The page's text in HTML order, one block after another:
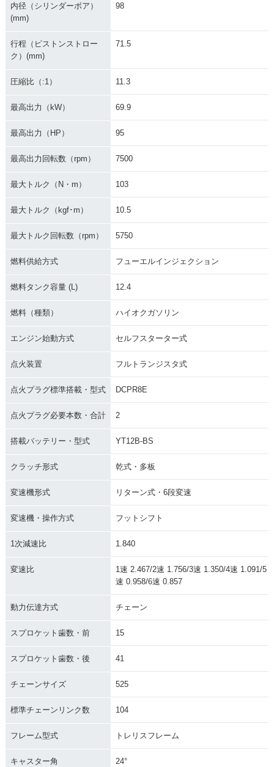
内径（シリンダーボア）
(mm)
98
行程（ピストンストロー
ク）(mm)
71.5
圧縮比（:1） 11.3
最高出力（kW） 69.9
最高出力（HP） 95
最高出力回転数（rpm） 7500
最大トルク（N・m） 103
最大トルク（kgf･m） 10.5
最大トルク回転数（rpm） 5750
燃料供給方式 フューエルインジェクション
燃料タンク容量 (L) 12.4
燃料（種類） ハイオクガソリン
エンジン始動方式 セルフスターター式
点火装置 フルトランジスタ式
点火プラグ標準搭載・型式 DCPR8E
点火プラグ必要本数・合計 2
搭載バッテリー・型式 YT12B-BS
クラッチ形式 乾式・多板
変速機形式 リターン式・6段変速
変速機・操作方式 フットシフト
1次減速比 1.840
変速比
1速 2.467/2速 1.756/3速 1.350/4速 1.091/5
速 0.958/6速 0.857
動力伝達方式 チェーン
スプロケット歯数・前 15
スプロケット歯数・後 41
チェーンサイズ 525
標準チェーンリンク数 104
フレーム型式 トレリスフレーム
キャスター角 24°